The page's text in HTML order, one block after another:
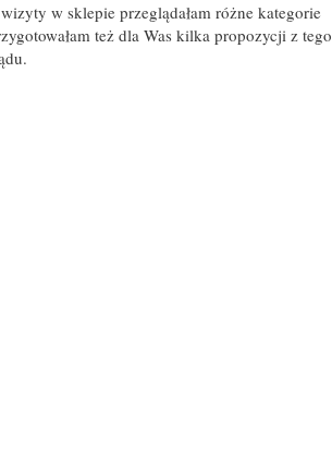
w sklepie przeglądałam różne kategorie
też dla Was kilka propozycji z tego